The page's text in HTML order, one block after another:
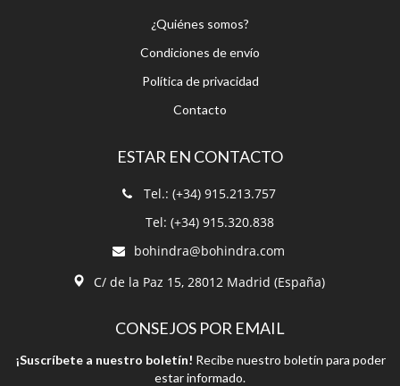
¿Quiénes somos?
Condiciones de envío
Política de privacidad
Contacto
ESTAR EN CONTACTO
Tel.: (+34) 915.213.757
Tel: (+34) 915.320.838
bohindra@bohindra.com
C/ de la Paz 15, 28012 Madrid (España)
CONSEJOS POR EMAIL
¡Suscríbete a nuestro boletín! Recibe nuestro boletín para poder
estar informado.